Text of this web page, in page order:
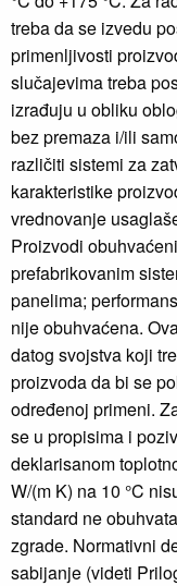
treba da se izvedu
primenljivosti
slučajevima treba
izrađuju u obliku
bez premaza i/ili
različiti sistemi za
karakteristike
vrednovanje
Proizvodi
prefabrikovanim
panelima;
nije obuhvaćena.
datog svojstva koji
proizvoda da bi se
određenoj primeni.
se u propisima i
deklarisanom
W/(m K) na 10 °C
standard ne
zgrade. Normativni
sabijanje (videti